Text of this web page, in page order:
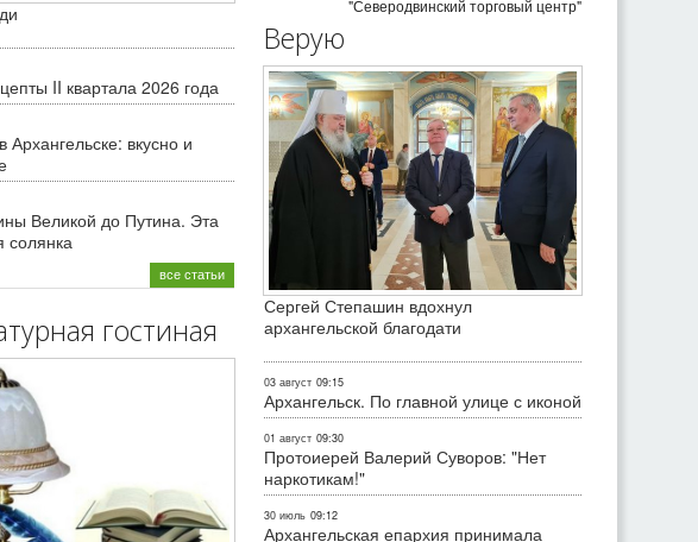
II квартала 2026 года
Архангельске: вкусно и
Великой до Путина. Эта
солянка
все статьи
гостиная
"Северодвинский торговый центр"
Верую
Сергей Степашин вдохнул
архангельской благодати
03 август 09:15
Архангельск. По главной улице с иконой
01 август 09:30
Протоиерей Валерий Суворов: "Нет
наркотикам!"
30 июль 09:12
Архангельская епархия принимала